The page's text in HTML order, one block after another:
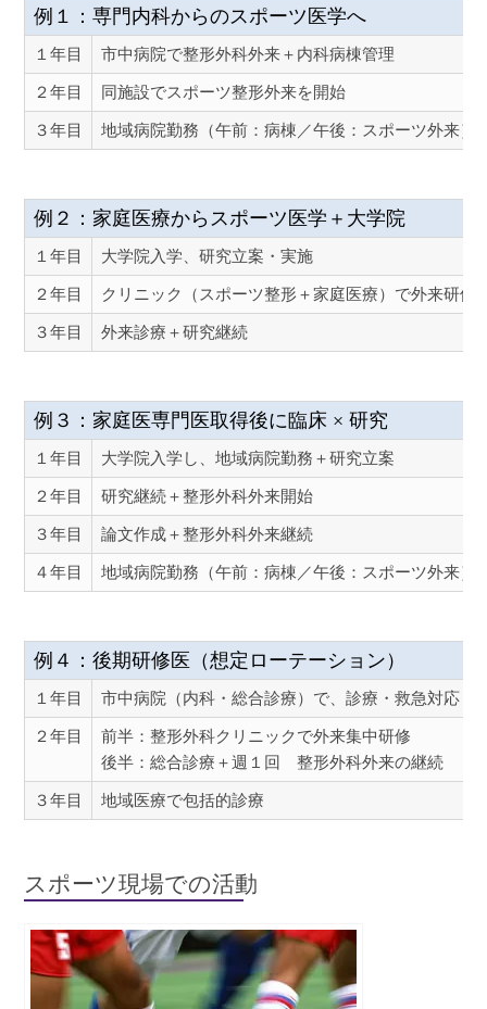
例１：専門内科からのスポーツ医学へ
１年目 市中病院で整形外科外来＋内科病棟管理
２年目 同施設でスポーツ整形外来を開始
３年目 地域病院勤務（午前：病棟／午後：スポーツ外来）
例２：家庭医療からスポーツ医学＋大学院
１年目 大学院入学、研究立案・実施
２年目 クリニック（スポーツ整形＋家庭医療）で外来研修
３年目 外来診療＋研究継続
例３：家庭医専門医取得後に臨床 × 研究
１年目 大学院入学し、地域病院勤務＋研究立案
２年目 研究継続＋整形外科外来開始
３年目 論文作成＋整形外科外来継続
４年目 地域病院勤務（午前：病棟／午後：スポーツ外来）
例４：後期研修医（想定ローテーション）
１年目 市中病院（内科・総合診療）で、診療・救急対応
２年目
前半：整形外科クリニックで外来集中研修
後半：総合診療＋週１回 整形外科外来の継続
３年目 地域医療で包括的診療
スポーツ現場での活動